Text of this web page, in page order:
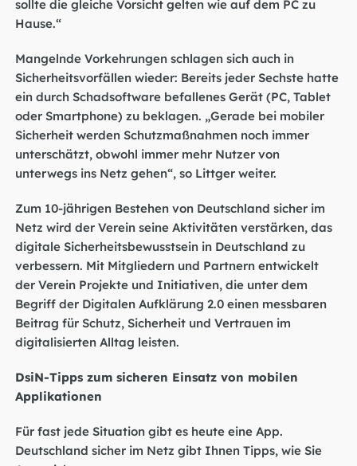
sollte die gleiche Vorsicht gelten wie auf dem PC zu
Hause.“
Mangelnde Vorkehrungen schlagen sich auch in
Sicherheitsvorfällen wieder: Bereits jeder Sechste hatte
ein durch Schadsoftware befallenes Gerät (PC, Tablet
oder Smartphone) zu beklagen. „Gerade bei mobiler
Sicherheit werden Schutzmaßnahmen noch immer
unterschätzt, obwohl immer mehr Nutzer von
unterwegs ins Netz gehen“, so Littger weiter.
Zum 10-jährigen Bestehen von Deutschland sicher im
Netz wird der Verein seine Aktivitäten verstärken, das
digitale Sicherheitsbewusstsein in Deutschland zu
verbessern. Mit Mitgliedern und Partnern entwickelt
der Verein Projekte und Initiativen, die unter dem
Begriff der Digitalen Aufklärung 2.0 einen messbaren
Beitrag für Schutz, Sicherheit und Vertrauen im
digitalisierten Alltag leisten.
DsiN-Tipps zum sicheren Einsatz von mobilen
Applikationen
Für fast jede Situation gibt es heute eine App.
Deutschland sicher im Netz gibt Ihnen Tipps, wie Sie